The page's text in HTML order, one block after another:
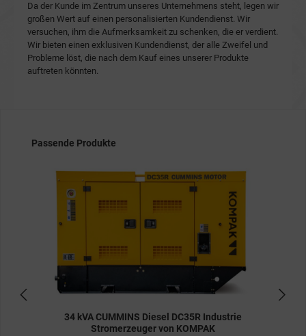
Da der Kunde im Zentrum unseres Unternehmens steht, legen wir
großen Wert auf einen personalisierten Kundendienst. Wir
versuchen, ihm die Aufmerksamkeit zu schenken, die er verdient.
Wir bieten einen exklusiven Kundendienst, der alle Zweifel und
Probleme löst, die nach dem Kauf eines unserer Produkte
auftreten könnten.
Produktgalerie überspringen
Passende Produkte
34 kVA CUMMINS Diesel DC35R Industrie
Stromerzeuger von KOMPAK